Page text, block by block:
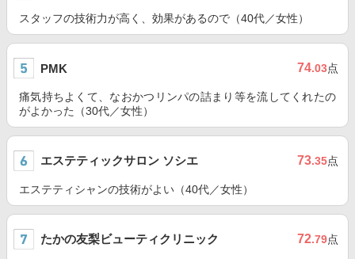
スタッフの技術力が高く、効果があるので（40代／女性）
PMK 74.03点
痛気持ちよくて、なおかつリンパの詰まり等を流してくれたの
がよかった（30代／女性）
エステティックサロン ソシエ 73.35点
エステティシャンの技術がよい（40代／女性）
たかの友梨ビューティクリニック 72.79点